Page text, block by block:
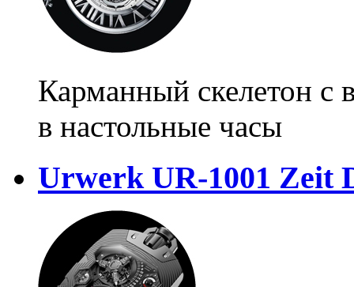
Карманный скелетон с
в настольные часы
Urwerk UR-1001 Zeit